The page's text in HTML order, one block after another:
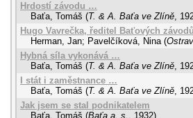
Hrdostí závodu …
Baťa, Tomáš (T. & A. Baťa ve Zlíně,
Hugo Vavrečka, ředitel Baťových závodů
Herman, Jan; Pavelčíková, Nina (
Hybná síla vykonává …
Baťa, Tomáš (T. & A. Baťa ve Zlíně,
I stát i zaměstnance …
Baťa, Tomáš (T. & A. Baťa ve Zlíně,
Jak jsem se stal podnikatelem
Baťa, Tomáš (Baťa a. s. , 1932)